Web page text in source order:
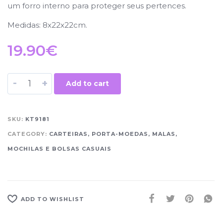
um forro interno para proteger seus pertences.
Medidas: 8x22x22cm.
19.90€
- + Add to cart
SKU: KT9181
CATEGORY: CARTEIRAS, PORTA-MOEDAS, MALAS,
MOCHILAS E BOLSAS CASUAIS
ADD TO WISHLIST